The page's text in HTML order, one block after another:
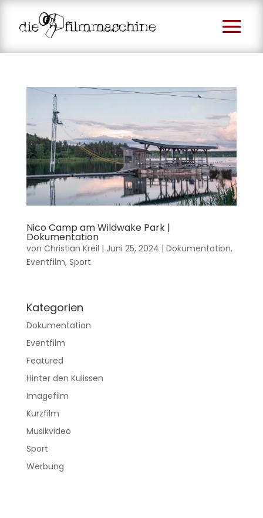
Nico Camp am Wildwake Park |
Dokumentation
von Christian Kreil | Juni 25, 2024 | Dokumentation,
Eventfilm, Sport
Kategorien
Dokumentation
Eventfilm
Featured
Hinter den Kulissen
Imagefilm
Kurzfilm
Musikvideo
Sport
Werbung